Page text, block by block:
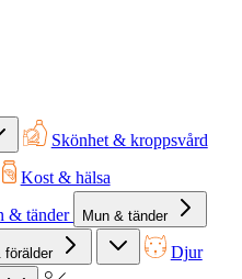
Skönhet & kroppsvård
Kost & hälsa
& tänder Mun & tänder
förälder Djur